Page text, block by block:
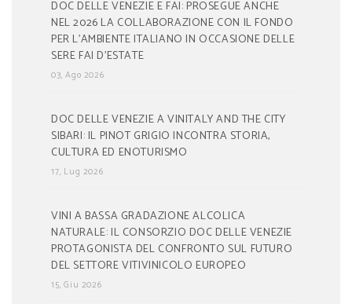
DOC DELLE VENEZIE E FAI: PROSEGUE ANCHE
NEL 2026 LA COLLABORAZIONE CON IL FONDO
PER L’AMBIENTE ITALIANO IN OCCASIONE DELLE
SERE FAI D’ESTATE
03, Ago 2026
DOC DELLE VENEZIE A VINITALY AND THE CITY
SIBARI: IL PINOT GRIGIO INCONTRA STORIA,
CULTURA ED ENOTURISMO
17, Lug 2026
VINI A BASSA GRADAZIONE ALCOLICA
NATURALE: IL CONSORZIO DOC DELLE VENEZIE
PROTAGONISTA DEL CONFRONTO SUL FUTURO
DEL SETTORE VITIVINICOLO EUROPEO
15, Giu 2026